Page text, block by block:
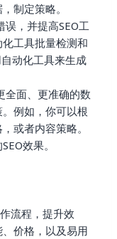
制定策略。
误，并提高SEO工
工具批量检测和
动化工具来生成
全面、更准确的数
例如，你可以根
或者内容策略。
效果。
流程，提升效
价格，以及易用